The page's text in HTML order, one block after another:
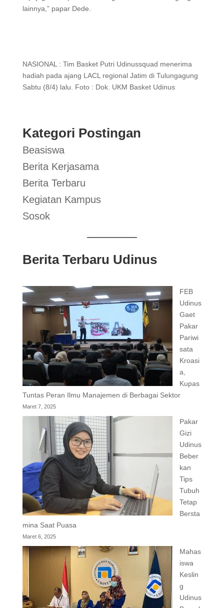
lainnya,” papar Dede.
NASIONAL : Tim Basket Putri Udinussquad menerima
hadiah pada ajang LACL regional Jatim di Tulungagung
Sabtu (8/4) lalu. Foto : Dok. UKM Basket Udinus
Kategori Postingan
Beasiswa
Berita Kerjasama
Berita Terbaru
Kegiatan Kampus
Sosok
Berita Terbaru Udinus
FEB
Udinus
Gaet
Pakar
Pariwi
sata
Kroasi
a,
Kupas
Tuntas Peran Ilmu Manajemen di Berbagai Sektor
Maret 7, 2025
Pakar
Gizi
Udinus
Beber
kan
Tips
Tubuh
Tetap
Bersta
mina Saat Puasa
Maret 6, 2025
Mahas
iswa
Keslin
g
Udinus